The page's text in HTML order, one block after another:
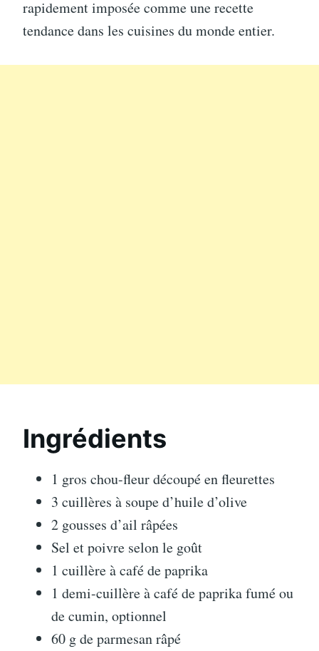
rapidement imposée comme une recette
tendance dans les cuisines du monde entier.
Ingrédients
1 gros chou-fleur découpé en fleurettes
3 cuillères à soupe d’huile d’olive
2 gousses d’ail râpées
Sel et poivre selon le goût
1 cuillère à café de paprika
1 demi-cuillère à café de paprika fumé ou
de cumin, optionnel
60 g de parmesan râpé